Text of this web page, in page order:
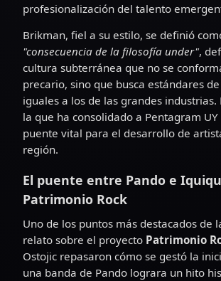
profesionalización del talento
Brikman, fiel a su estilo, se definió
"consecuencia de la filosofía under",
cultura subterránea que no se
precario, sino que busca estándares
iguales a los de las grandes industrias.
la que ha consolidado a Pentagram
puente vital para el desarrollo de
región.
El puente entre Pando e
Patrimonio Rock
Uno de los puntos más destacados de
relato sobre el proyecto Patrimonio
Ostojic repasaron cómo se gestó la
una banda de Pando lograra un hito